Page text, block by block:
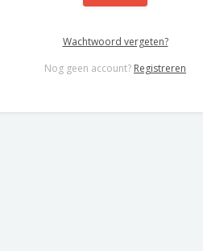
Wachtwoord vergeten?
Nog geen account? Registreren